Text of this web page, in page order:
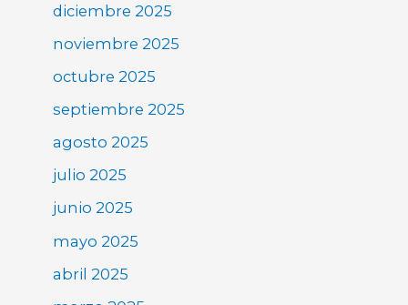
diciembre 2025
noviembre 2025
octubre 2025
septiembre 2025
agosto 2025
julio 2025
junio 2025
mayo 2025
abril 2025